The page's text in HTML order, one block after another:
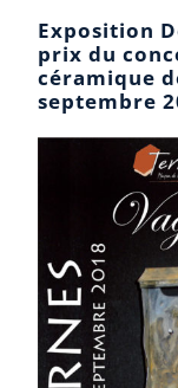
Exposition
prix du
céramique
septembre